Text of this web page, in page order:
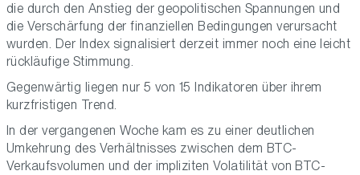
die durch den Anstieg der geopolitischen Spannungen und
die Verschärfung der finanziellen Bedingungen verursacht
wurden. Der Index signalisiert derzeit immer noch eine leicht
rückläufige Stimmung.
Gegenwärtig liegen nur 5 von 15 Indikatoren über ihrem
kurzfristigen Trend.
In der vergangenen Woche kam es zu einer deutlichen
Umkehrung des Verhältnisses zwischen dem BTC-
Verkaufsvolumen und der impliziten Volatilität von BTC-